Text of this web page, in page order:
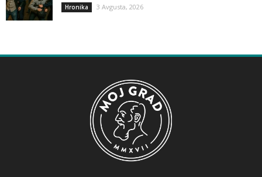
Hronika 3 Avgusta, 2026